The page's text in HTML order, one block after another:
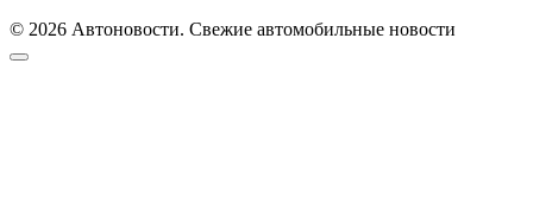
© 2026 Автоновости. Свежие автомобильные новости